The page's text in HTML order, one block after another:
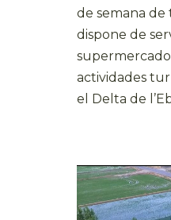
de semana de
dispone de
actividades
el Delta de